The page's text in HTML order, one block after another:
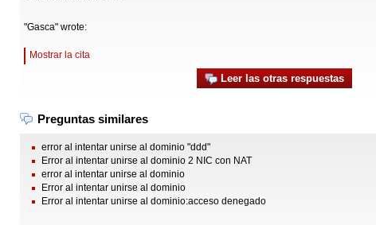
"Gasca" wrote:
Mostrar la cita
Leer las otras respuestas
Preguntas similares
error al intentar unirse al dominio "ddd"
Error al intentar unirse al dominio 2 NIC con NAT
error al intentar unirse al dominio
Error al intentar unirse al dominio
Error al intentar unirse al dominio:acceso denegado